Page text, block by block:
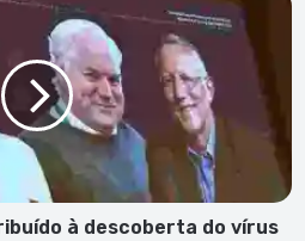
à descoberta do vírus